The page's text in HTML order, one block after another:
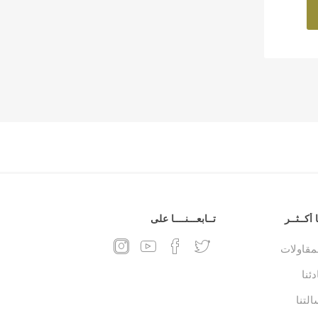
أكــثــر تــابعـــنــــا على